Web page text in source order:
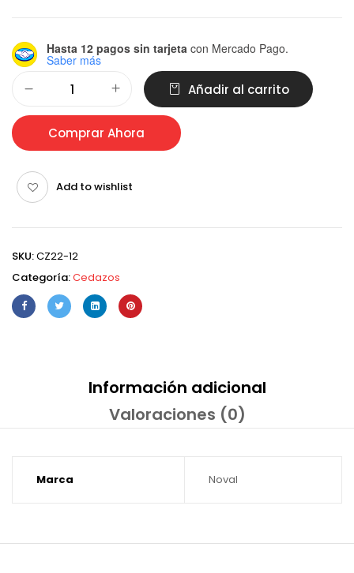
Hasta 12 pagos sin tarjeta con Mercado Pago.
Saber más
Añadir al carrito
Comprar Ahora
Add to wishlist
SKU:CZ22-12
Categoría:Cedazos
Información adicional
Valoraciones (0)
Marca Noval